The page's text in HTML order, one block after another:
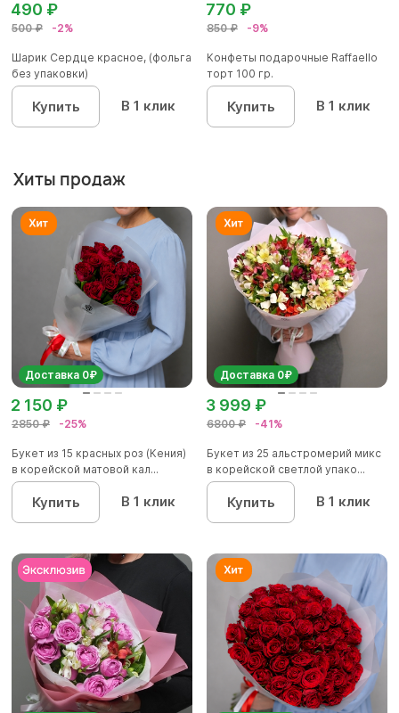
500 ₽ -2%
490 ₽
Шарик Сердце красное, (фольга
без упаковки)
Купить В 1 клик
850 ₽ -9%
770 ₽
Конфеты подарочные Raffaello
торт 100 гр.
Купить В 1 клик
Хиты продаж
Доставка 0₽
2850 ₽ -25%
2 150 ₽
Букет из 15 красных роз (Кения)
в корейской матовой кал...
Купить В 1 клик
Доставка 0₽
6800 ₽ -41%
3 999 ₽
Букет из 25 альстромерий микс
в корейской светлой упако...
Купить В 1 клик